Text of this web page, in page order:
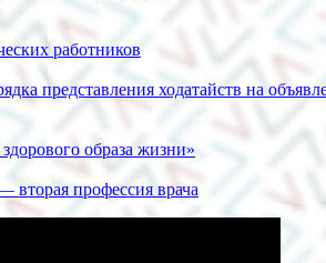
работников
представления ходатайств на
образа жизни»
вторая профессия врача